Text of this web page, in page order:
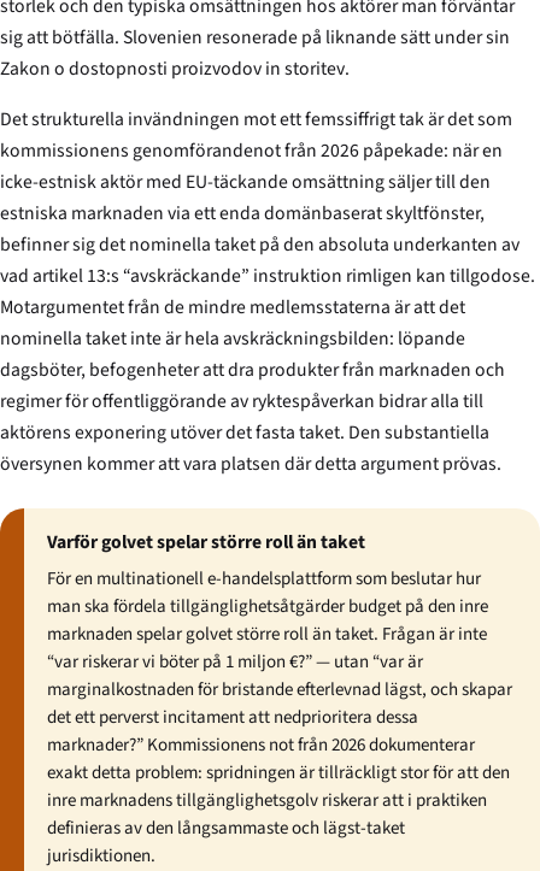
storlek och den typiska omsättningen hos aktörer man förväntar
sig att bötfälla. Slovenien resonerade på liknande sätt under sin
Zakon o dostopnosti proizvodov in storitev.
Det strukturella invändningen mot ett femssiffrigt tak är det som
kommissionens genomförandenot från 2026 påpekade: när en
icke-estnisk aktör med EU-täckande omsättning säljer till den
estniska marknaden via ett enda domänbaserat skyltfönster,
befinner sig det nominella taket på den absoluta underkanten av
vad artikel 13:s “avskräckande” instruktion rimligen kan tillgodose.
Motargumentet från de mindre medlemsstaterna är att det
nominella taket inte är hela avskräckningsbilden: löpande
dagsböter, befogenheter att dra produkter från marknaden och
regimer för offentliggörande av ryktespåverkan bidrar alla till
aktörens exponering utöver det fasta taket. Den substantiella
översynen kommer att vara platsen där detta argument prövas.
Varför golvet spelar större roll än taket
För en multinationell e-handelsplattform som beslutar hur
man ska fördela tillgänglighetsåtgärder budget på den inre
marknaden spelar golvet större roll än taket. Frågan är inte
“var riskerar vi böter på 1 miljon €?” — utan “var är
marginalkostnaden för bristande efterlevnad lägst, och skapar
det ett perverst incitament att nedprioritera dessa
marknader?” Kommissionens not från 2026 dokumenterar
exakt detta problem: spridningen är tillräckligt stor för att den
inre marknadens tillgänglighetsgolv riskerar att i praktiken
definieras av den långsammaste och lägst-taket
jurisdiktionen.